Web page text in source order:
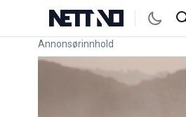
Annonsørinnhold
Link for annonse